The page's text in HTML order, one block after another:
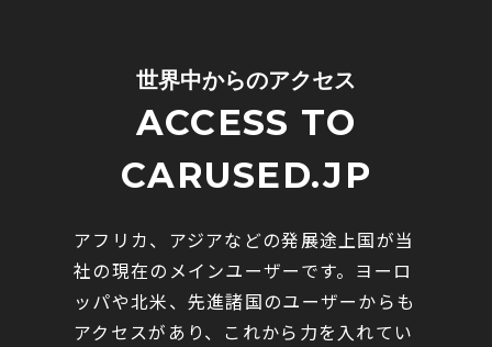
世界中からのアクセス
ACCESS TO
CARUSED.JP
アフリカ、アジアなどの発展途上国が当
社の現在のメインユーザーです。ヨーロ
ッパや北米、先進諸国のユーザーからも
アクセスがあり、これから力を入れてい